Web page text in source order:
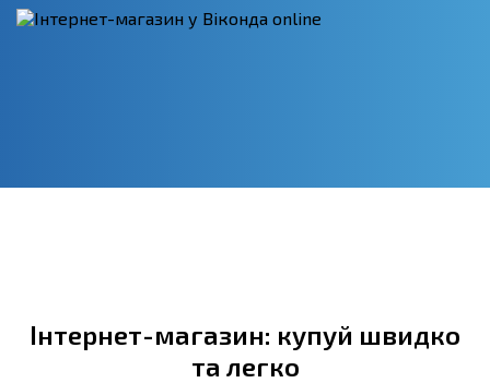
Інтернет-магазин: купуй швидко
та легко